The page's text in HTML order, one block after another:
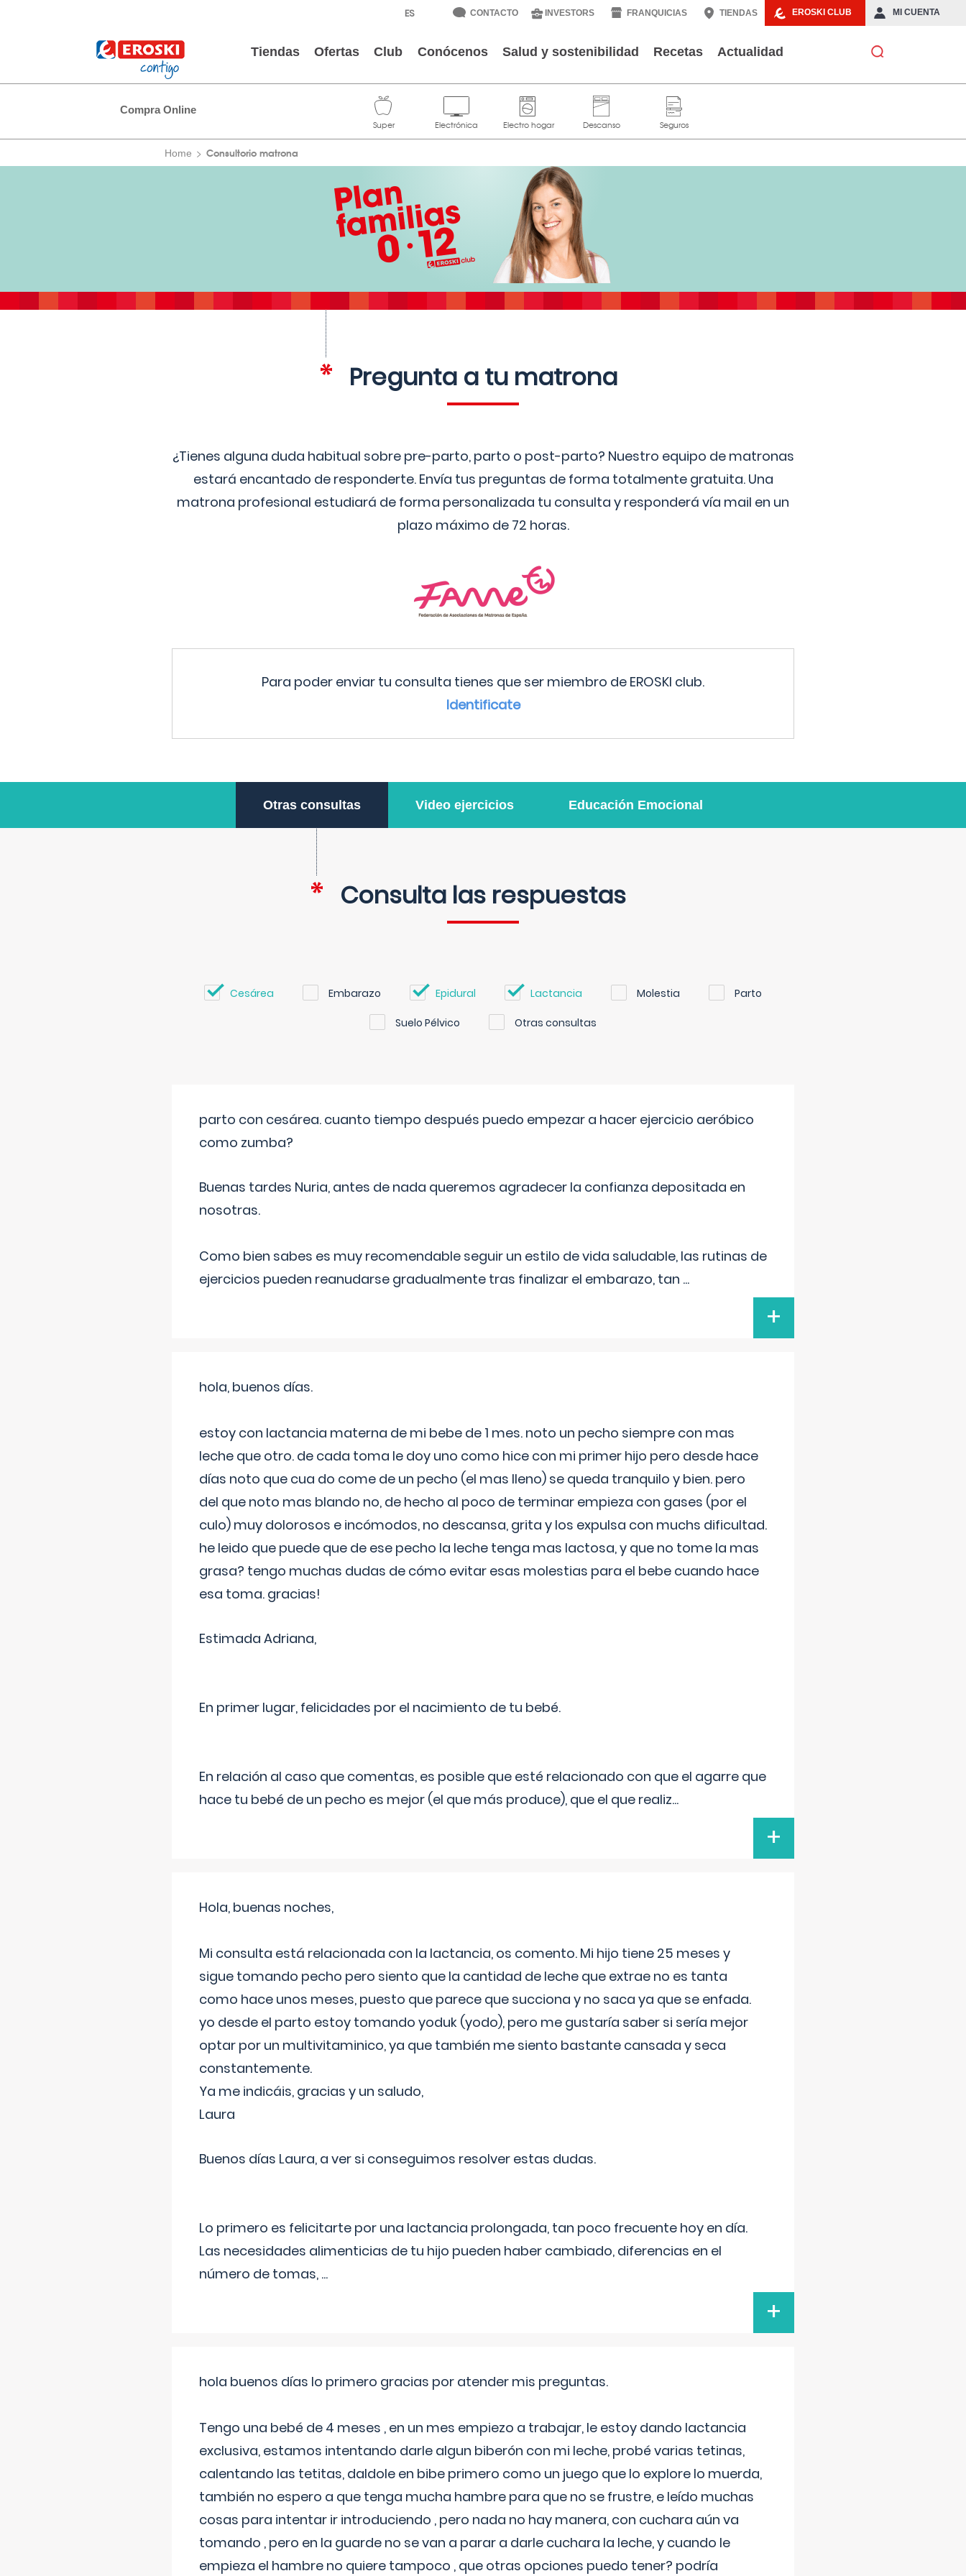
EROSKI CLUB MI CUENTA
CONTACTO INVESTORS FRANQUICIAS TIENDAS
Tiendas Ofertas Club Conócenos Salud y sostenibilidad Recetas Actualidad
Compra Online
Home Consultorio matrona
Pregunta a tu matrona
¿Tienes alguna duda habitual sobre pre-parto, parto o post-parto? Nuestro equipo de matronas
estará encantado de responderte. Envía tus preguntas de forma totalmente gratuita. Una
matrona profesional estudiará de forma personalizada tu consulta y responderá vía mail en un
plazo máximo de 72 horas.
Para poder enviar tu consulta tienes que ser miembro de EROSKI club.
Identificate
Otras consultas Video ejercicios Educación Emocional
Consulta las respuestas
Cesárea Embarazo Epidural Lactancia Molestia Parto
Suelo Pélvico Otras consultas
parto con cesárea. cuanto tiempo después puedo empezar a hacer ejercicio aeróbico
como zumba?
Buenas tardes Nuria, antes de nada queremos agradecer la confianza depositada en
nosotras.
Como bien sabes es muy recomendable seguir un estilo de vida saludable, las rutinas de
ejercicios pueden reanudarse gradualmente tras finalizar el embarazo, tan ...
+
hola, buenos días.
estoy con lactancia materna de mi bebe de 1 mes. noto un pecho siempre con mas
leche que otro. de cada toma le doy uno como hice con mi primer hijo pero desde hace
días noto que cua do come de un pecho (el mas lleno) se queda tranquilo y bien. pero
del que noto mas blando no, de hecho al poco de terminar empieza con gases (por el
culo) muy dolorosos e incómodos, no descansa, grita y los expulsa con muchs dificultad.
he leido que puede que de ese pecho la leche tenga mas lactosa, y que no tome la mas
grasa? tengo muchas dudas de cómo evitar esas molestias para el bebe cuando hace
esa toma. gracias!
Estimada Adriana,
En primer lugar, felicidades por el nacimiento de tu bebé.
En relación al caso que comentas, es posible que esté relacionado con que el agarre que
hace tu bebé de un pecho es mejor (el que más produce), que el que realiz...
+
Hola, buenas noches,
Mi consulta está relacionada con la lactancia, os comento. Mi hijo tiene 25 meses y
sigue tomando pecho pero siento que la cantidad de leche que extrae no es tanta
como hace unos meses, puesto que parece que succiona y no saca ya que se enfada.
yo desde el parto estoy tomando yoduk (yodo), pero me gustaría saber si sería mejor
optar por un multivitaminico, ya que también me siento bastante cansada y seca
constantemente.
Ya me indicáis, gracias y un saludo,
Laura
Buenos días Laura, a ver si conseguimos resolver estas dudas.
Lo primero es felicitarte por una lactancia prolongada, tan poco frecuente hoy en día.
Las necesidades alimenticias de tu hijo pueden haber cambiado, diferencias en el
número de tomas, ...
+
hola buenos días lo primero gracias por atender mis preguntas.
Tengo una bebé de 4 meses , en un mes empiezo a trabajar, le estoy dando lactancia
exclusiva, estamos intentando darle algun biberón con mi leche, probé varias tetinas,
calentando las tetitas, daldole en bibe primero como un juego que lo explore lo muerda,
también no espero a que tenga mucha hambre para que no se frustre, e leído muchas
cosas para intentar ir introduciendo , pero nada no hay manera, con cuchara aún va
tomando , pero en la guarde no se van a parar a darle cuchara la leche, y cuando le
empieza el hambre no quiere tampoco , que otras opciones puedo tener? podría